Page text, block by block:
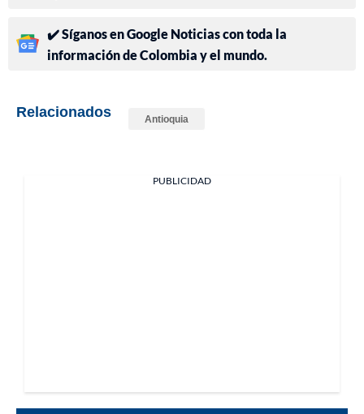
✔️ Síganos en Google Noticias con toda la
información de Colombia y el mundo.
Relacionados Antioquia
PUBLICIDAD